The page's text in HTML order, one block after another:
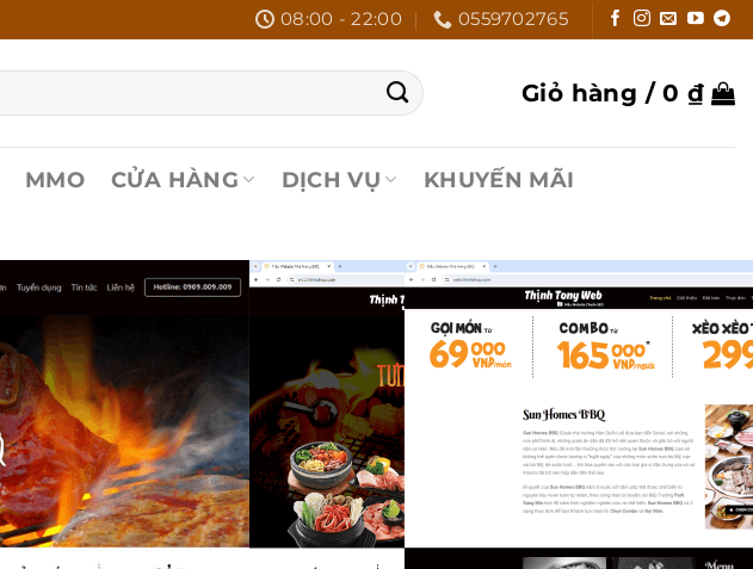
08:00 - 22:00 0559702765
Giỏ hàng /0₫
MMO CỬA HÀNG DỊCH VỤ KHUYẾN MÃI